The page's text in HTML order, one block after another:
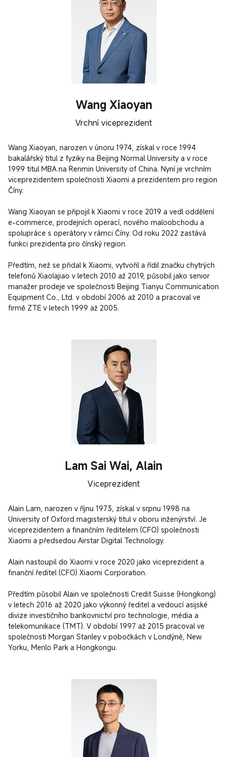
Wang Xiaoyan
Vrchní viceprezident
Wang Xiaoyan, narozen v únoru 1974, získal v roce 1994
bakalářský titul z fyziky na Beijing Normal University a v roce
1999 titul MBA na Renmin University of China. Nyní je vrchním
viceprezidentem společnosti Xiaomi a prezidentem pro region
Číny.
Wang Xiaoyan se připojil k Xiaomi v roce 2019 a vedl oddělení
e-commerce, prodejních operací, nového maloobchodu a
spolupráce s operátory v rámci Číny. Od roku 2022 zastává
funkci prezidenta pro čínský region.
Předtím, než se přidal k Xiaomi, vytvořil a řídil značku chytrých
telefonů Xiaolajiao v letech 2010 až 2019, působil jako senior
manažer prodeje ve společnosti Beijing Tianyu Communication
Equipment Co., Ltd. v období 2006 až 2010 a pracoval ve
firmě ZTE v letech 1999 až 2005.
Lam Sai Wai, Alain
Viceprezident
Alain Lam, narozen v říjnu 1973, získal v srpnu 1998 na
University of Oxford magisterský titul v oboru inženýrství. Je
viceprezidentem a finančním ředitelem (CFO) společnosti
Xiaomi a předsedou Airstar Digital Technology.
Alain nastoupil do Xiaomi v roce 2020 jako viceprezident a
finanční ředitel (CFO) Xiaomi Corporation.
Předtím působil Alain ve společnosti Credit Suisse (Hongkong)
v letech 2016 až 2020 jako výkonný ředitel a vedoucí asijské
divize investičního bankovnictví pro technologie, média a
telekomunikace (TMT). V období 1997 až 2015 pracoval ve
společnosti Morgan Stanley v pobočkách v Londýně, New
Yorku, Menlo Park a Hongkongu.